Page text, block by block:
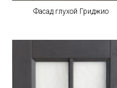
Фасад глухой Гриджио